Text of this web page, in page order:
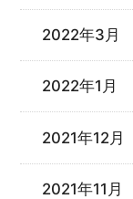
2022年3月
2022年1月
2021年12月
2021年11月